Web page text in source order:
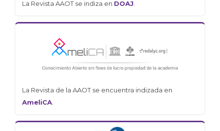
La Revista AAOT se indiza en DOAJ
La Revista de la AAOT se encuentra indizada en
AmeliCA